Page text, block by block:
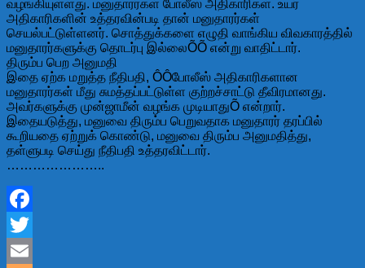
வழங்கியுள்ளது. மனுதாரர்கள் போலீஸ் அதிகாரிகள். உயர்
அதிகாரிகளின் உத்தரவின்படி தான் மனுதாரர்கள்
செயல்பட்டுள்ளனர். சொத்துக்களை எழுதி வாங்கிய விவகாரத்தில்
மனுதாரர்களுக்கு தொடர்பு இல்லைÕÕ என்று வாதிட்டார்.
திரும்ப பெற அனுமதி
இதை ஏற்க மறுத்த நீதிபதி, ÔÔபோலீஸ் அதிகாரிகளான
மனுதாரர்கள் மீது சுமத்தப்பட்டுள்ள குற்றச்சாட்டு தீவிரமானது.
அவர்களுக்கு முன்ஜாமீன் வழங்க முடியாதுÕ என்றார்.
இதையடுத்து, மனுவை திரும்ப பெறுவதாக மனுதாரர் தரப்பில்
கூறியதை ஏற்றுக் கொண்டு, மனுவை திரும்ப அனுமதித்து,
தள்ளுபடி செய்து நீதிபதி உத்தரவிட்டார்.
…………………..
Facebook
Twitter